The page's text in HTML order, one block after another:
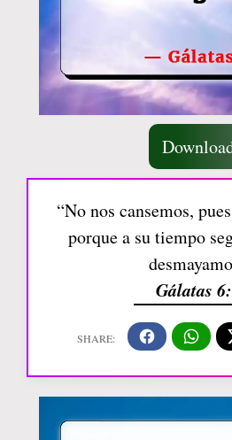
“No nos cansemos,
porque a su tiempo
Gálatas